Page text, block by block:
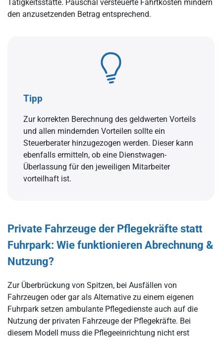
Tätigkeitsstätte. Pauschal versteuerte Fahrtkosten mindern
den anzusetzenden Betrag entsprechend.
Tipp
Zur korrekten Berechnung des geldwerten Vorteils
und allen mindernden Vorteilen sollte ein
Steuerberater hinzugezogen werden. Dieser kann
ebenfalls ermitteln, ob eine Dienstwagen-
Überlassung für den jeweiligen Mitarbeiter
vorteilhaft ist.
Private Fahrzeuge der Pflegekräfte statt
Fuhrpark: Wie funktionieren Abrechnung &
Nutzung?
Zur Überbrückung von Spitzen, bei Ausfällen von
Fahrzeugen oder gar als Alternative zu einem eigenen
Fuhrpark setzen ambulante Pflegedienste auch auf die
Nutzung der privaten Fahrzeuge der Pflegekräfte. Bei
diesem Modell muss die Pflegeeinrichtung nicht erst